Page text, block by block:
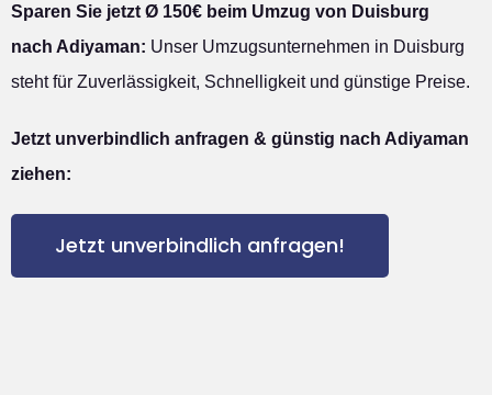
Sparen Sie jetzt Ø 150€ beim Umzug von Duisburg
nach Adiyaman: Unser Umzugsunternehmen in Duisburg
steht für Zuverlässigkeit, Schnelligkeit und günstige Preise.
Jetzt unverbindlich anfragen & günstig nach Adiyaman
ziehen:
Jetzt unverbindlich anfragen!